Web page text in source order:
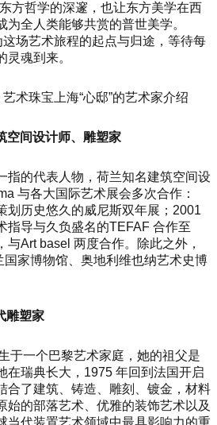
方哲学的深邃，也让东方美学在西
全人类能够共赏的普世美学。
这场艺术旅程的起点与归途，等待每
魂到来。
术珠宝上海“心邸”的艺术家介绍
空间设计师、雕塑家
指的代表人物，荷兰知名建筑空间设
与各大国际艺术展会多次合作：
划历史悠久的威尼斯双年展；2001
指导与久负盛名的TEFAF 合作至
与Art basel 两度合作。除此之外，
国家博物馆、奥地利维也纳艺术史博
雕塑家
于一个巴黎艺术家庭，她的祖父是
在瑞典长大，1975 年回到法国开启
合了建筑、铸造、雕刻、镀金，材料
始的部落艺术、优雅的装饰艺术以及